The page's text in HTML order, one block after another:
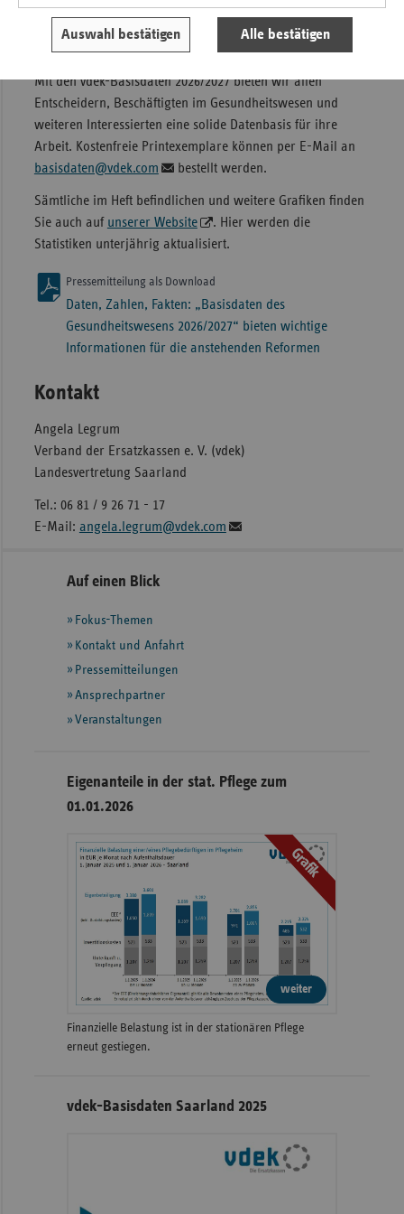
Auswahl bestätigen Alle bestätigen
Nachschlagewerk zum
Gesundheitswesen veröffentlicht
Mit den vdek-Basisdaten 2026/2027 bieten wir allen
Entscheidern, Beschäftigten im Gesundheitswesen und
weiteren Interessierten eine solide Datenbasis für ihre
Arbeit. Kostenfreie Printexemplare können per E-Mail an
basisdaten@vdek.com
bestellt werden.
Sämtliche im Heft befindlichen und weitere Grafiken finden
Sie auch auf unserer Website
. Hier werden die
Statistiken unterjährig aktualisiert.
Pressemitteilung als Download
Daten, Zahlen, Fakten: „Basisdaten des
Gesundheitswesens 2026/2027“ bieten wichtige
Informationen für die anstehenden Reformen
Kontakt
Angela Legrum
Verband der Ersatzkassen e. V. (vdek)
Landesvertretung Saarland
Tel.: 06 81 / 9 26 71 - 17
E-Mail: angela.legrum@vdek.com
Seitennavigation
Seitenleiste
weiteren
Informationen
Auf einen Blick
Fokus-Themen
Kontakt und Anfahrt
Pressemitteilungen
Ansprechpartner
Veranstaltungen
Eigenanteile in der stat. Pflege zum
01.01.2026
Grafik
weiter
Finanzielle Belastung ist in der stationären Pflege
erneut gestiegen.
vdek-Basisdaten Saarland 2025